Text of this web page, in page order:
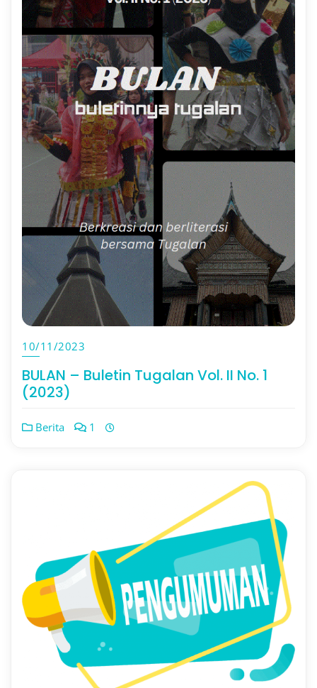
10/11/2023
BULAN – Buletin Tugalan Vol. II No. 1
(2023)
Berita 1